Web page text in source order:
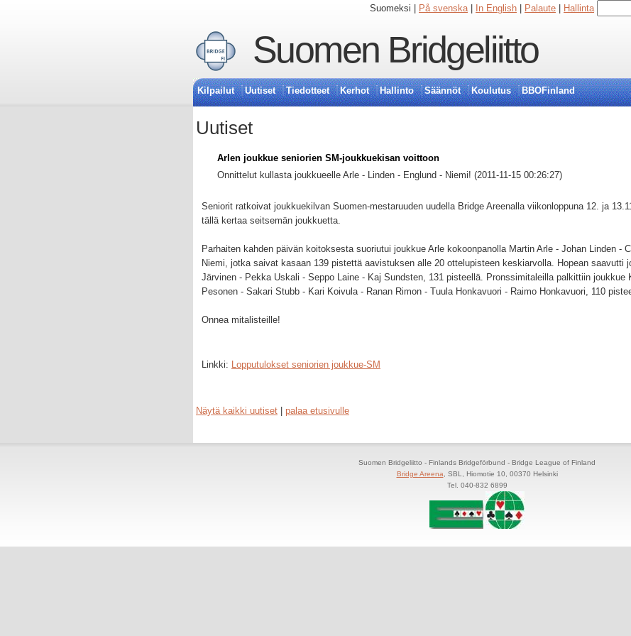
Suomeksi | På svenska| In English Palaute Hallinta
Suomen Bridgeliitto
Kilpailut Uutiset Tiedotteet Kerhot Hallinto Säännöt Koulutus BBOFinland
Uutiset
Arlen joukkue seniorien SM-joukkuekisan voittoon
Onnittelut kullasta joukkueelle Arle - Linden - Englund - Niemi! (2011-11-15 00:26:27)
Seniorit ratkoivat joukkuekilvan Suomen-mestaruuden uudella Bridge Areenalla viikonloppuna 12. ja
tällä kertaa seitsemän joukkuetta.
Parhaiten kahden päivän koitoksesta suoriutui joukkue Arle kokoonpanolla Martin Arle - Johan Linden -
Niemi, jotka saivat kasaan 139 pistettä aavistuksen alle 20 ottelupisteen keskiarvolla. Hopean saavutti
Järvinen - Pekka Uskali - Seppo Laine - Kaj Sundsten, 131 pisteellä. Pronssimitaleilla palkittiin joukkue
Pesonen - Sakari Stubb - Kari Koivula - Ranan Rimon - Tuula Honkavuori - Raimo Honkavuori, 110
Onnea mitalisteille!
Linkki: Lopputulokset seniorien joukkue-SM
Näytä kaikki uutiset palaa etusivulle
Suomen Bridgeliitto - Finlands Bridgeförbund - Bridge League of Finland
Bridge Areena , SBL, Hiomotie 10, 00370 Helsinki
Tel. 040-832 6899